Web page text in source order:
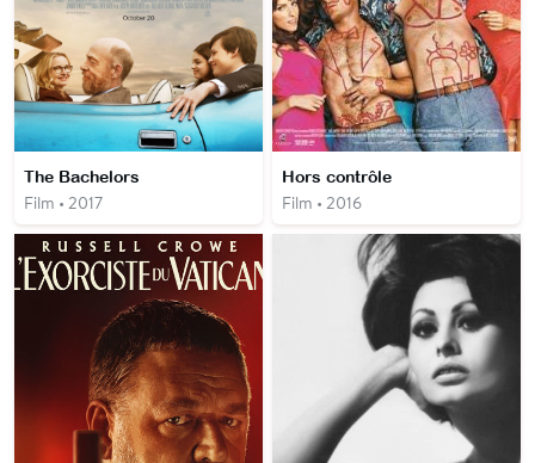
The Bachelors
Film • 2017
Hors contrôle
Film • 2016